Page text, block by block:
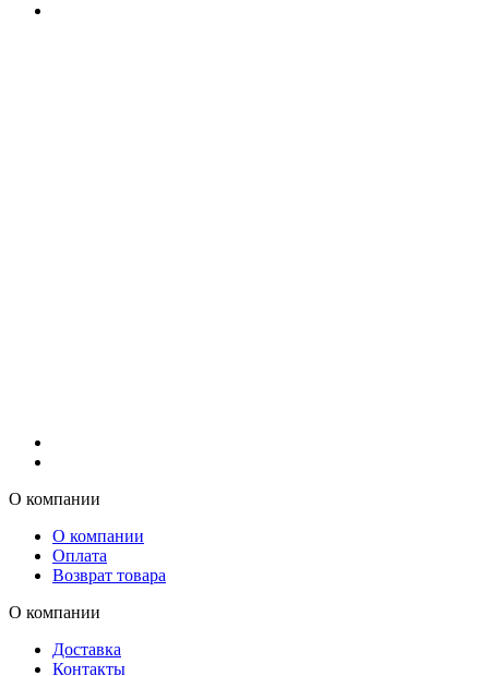
О компании
О компании
Оплата
Возврат товара
О компании
Доставка
Контакты